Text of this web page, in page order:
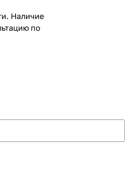
Наличие
по